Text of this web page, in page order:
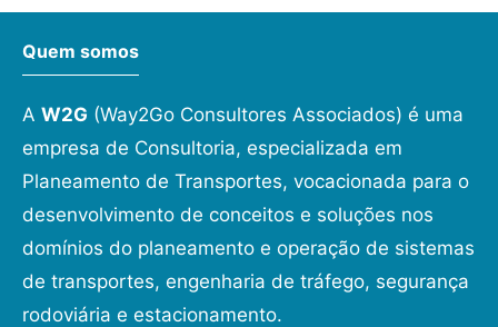
Quem somos
A W2G (Way2Go Consultores Associados) é uma
empresa de Consultoria, especializada em
Planeamento de Transportes, vocacionada para o
desenvolvimento de conceitos e soluções nos
domínios do planeamento e operação de sistemas
de transportes, engenharia de tráfego, segurança
rodoviária e estacionamento.